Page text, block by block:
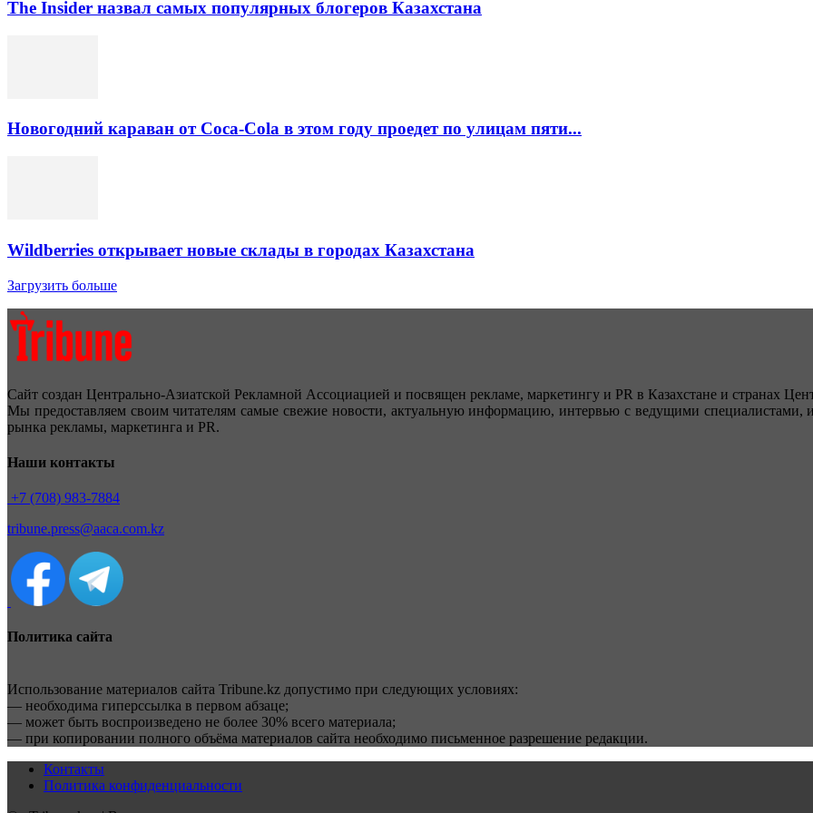
The Insider назвал самых популярных блогеров Казахстана
Новогодний караван от Coca-Cola в этом году проедет по улицам пяти...
Wildberries открывает новые склады в городах Казахстана
Загрузить больше
Сайт создан Центрально-Азиатской Рекламной Ассоциацией и посвящен рекламе, маркетингу и PR в Казахстане и странах
Мы предоставляем своим читателям самые свежие новости, актуальную информацию, интервью с ведущими специалистами,
рынка рекламы, маркетинга и PR.
Наши контакты
+7 (708) 983-7884
tribune.press@aaca.com.kz
Политика сайта
Использование материалов сайта Tribune.kz допустимо при следующих условиях:
— необходима гиперссылка в первом абзаце;
— может быть воспроизведено не более 30% всего материала;
— при копировании полного объёма материалов сайта необходимо письменное разрешение редакции.
Контакты
Политика конфиденциальности